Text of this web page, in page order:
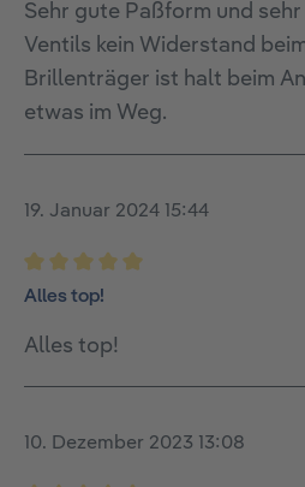
Sehr gute Paßform und
Ventils kein Widerstand
Brillenträger ist halt beim
etwas im Weg.
19. Januar 2024 15:44
Bewertung mit 5 von 5
Alles top!
Alles top!
10. Dezember 2023 13:08